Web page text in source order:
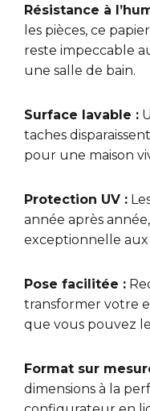
Résistance à
les pièces, ce
reste impeccable
une salle de bain.
Surface lavable :
taches
pour une maison
Protection UV :
année après
exceptionnelle aux
Pose facilitée :
transformer votre
que vous pouvez
Format sur
dimensions à la